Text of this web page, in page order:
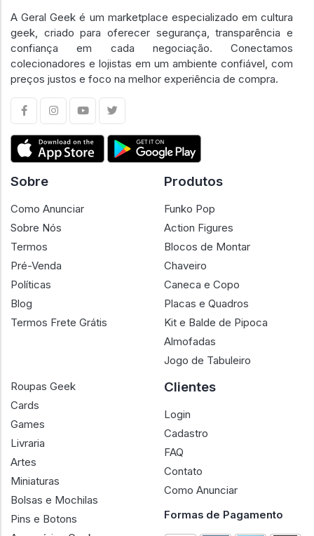
A Geral Geek é um marketplace especializado em cultura
geek, criado para oferecer segurança, transparência e
confiança em cada negociação. Conectamos
colecionadores e lojistas em um ambiente confiável, com
preços justos e foco na melhor experiência de compra.
Sobre
Como Anunciar
Sobre Nós
Termos
Pré-Venda
Políticas
Blog
Termos Frete Grátis
Produtos
Funko Pop
Action Figures
Blocos de Montar
Chaveiro
Caneca e Copo
Placas e Quadros
Kit e Balde de Pipoca
Almofadas
Jogo de Tabuleiro
Roupas Geek
Cards
Games
Livraria
Artes
Miniaturas
Bolsas e Mochilas
Pins e Botons
Clientes
Login
Cadastro
FAQ
Contato
Como Anunciar
Formas de Pagamento